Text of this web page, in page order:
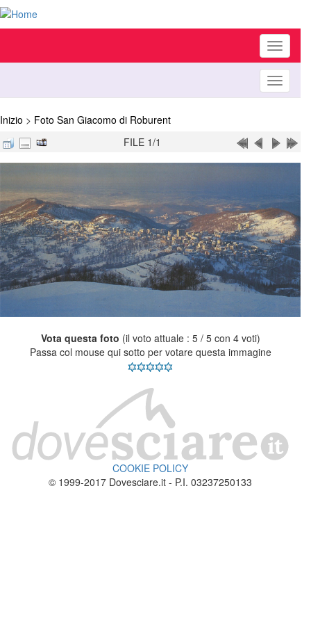
Toggle
Toggle
Inizio > Foto San Giacomo di Roburent
FILE 1/1
Vota questa foto (il voto attuale : 5 / 5 con 4 voti)
Passa col mouse qui sotto per votare questa immagine
COOKIE POLICY
© 1999-2017 Dovesciare.it - P.I. 03237250133